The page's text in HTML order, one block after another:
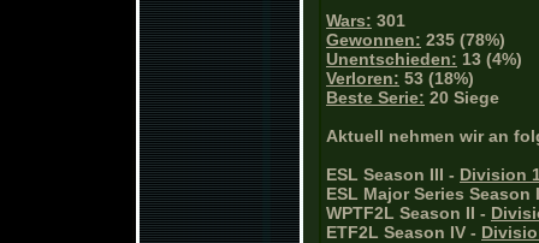
Wars: 301
Gewonnen: 235 (78%)
Unentschieden: 13 (4%)
Verloren: 53 (18%)
Beste Serie: 20 Siege
Aktuell nehmen wir an
ESL Season III - Division
ESL Major Series Season
WPTF2L Season II -
ETF2L Season IV -